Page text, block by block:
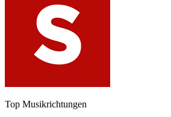
Top Musikrichtungen